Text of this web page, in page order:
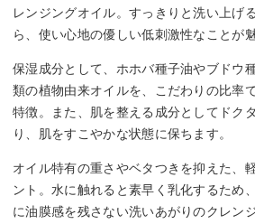
レンジングオイル。すっきりと洗い上げ
ら、使い心地の優しい低刺激性なことが
保湿成分として、ホホバ種子油やブドウ
類の植物由来オイルを、こだわりの比率
特徴。また、肌を整える成分としてドク
り、肌をすこやかな状態に保ちます。
オイル特有の重さやベタつきを抑えた、
ント。水に触れると素早く乳化するため
に油膜感を残さない洗いあがりのクレン